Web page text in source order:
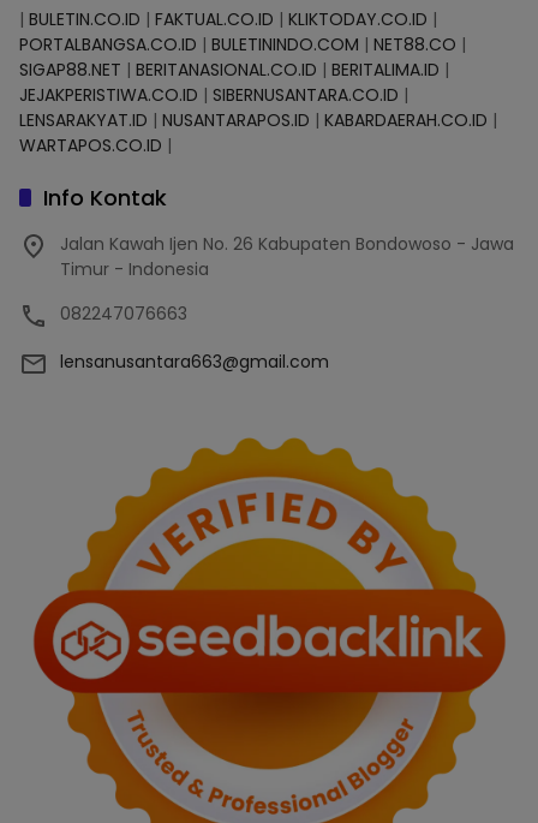
| BULETIN.CO.ID | FAKTUAL.CO.ID | KLIKTODAY.CO.ID |
PORTALBANGSA.CO.ID | BULETININDO.COM | NET88.CO |
SIGAP88.NET | BERITANASIONAL.CO.ID | BERITALIMA.ID |
JEJAKPERISTIWA.CO.ID | SIBERNUSANTARA.CO.ID |
LENSARAKYAT.ID | NUSANTARAPOS.ID | KABARDAERAH.CO.ID |
WARTAPOS.CO.ID |
Info Kontak
Jalan Kawah Ijen No. 26 Kabupaten Bondowoso - Jawa
Timur - Indonesia
082247076663
lensanusantara663@gmail.com